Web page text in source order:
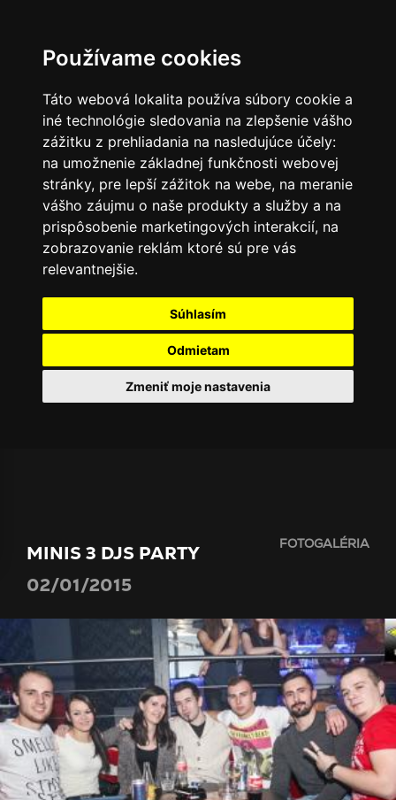
Používame cookies
Táto webová lokalita používa súbory cookie a
iné technológie sledovania na zlepšenie vášho
zážitku z prehliadania na nasledujúce účely:
na umožnenie základnej funkčnosti webovej
stránky, pre lepší zážitok na webe, na meranie
vášho záujmu o naše produkty a služby a na
prispôsobenie marketingových interakcií, na
zobrazovanie reklám ktoré sú pre vás
relevantnejšie.
Súhlasím
Odmietam
Zmeniť moje nastavenia
MINIS 3 DJS PARTY
02/01/2015
FOTOGALÉRIA